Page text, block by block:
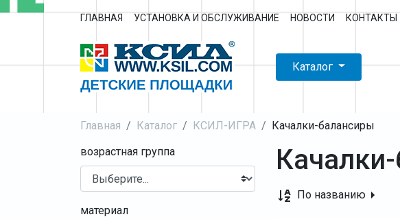
ГЛАВНАЯ УСТАНОВКА И ОБСЛУЖИВАНИЕ НОВОСТИ КОНТАКТЫ
Каталог
Главная Каталог КСИЛ-ИГРА
Качалки-балансиры
возрастная группа
материал
По названию